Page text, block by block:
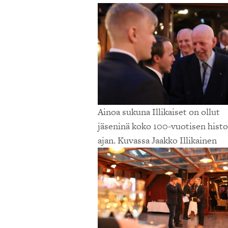
Ainoa sukuna Illikaiset on ollut
jäseninä koko 100-vuotisen
ajan. Kuvassa Jaakko Illikainen